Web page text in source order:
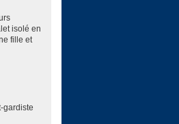
isolé en
fille et
gardiste